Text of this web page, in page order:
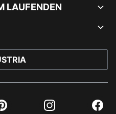
LAUFENDEN
Instagram